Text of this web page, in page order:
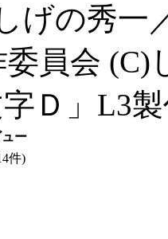
げの秀一
員会 (C)
Ｄ」L3
ー
件)